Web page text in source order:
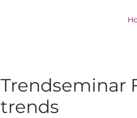
Trendseminar
trends